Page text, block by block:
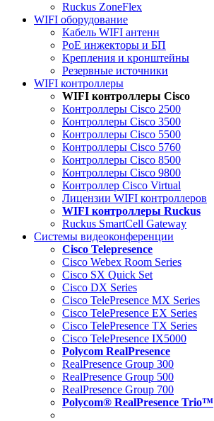
Ruckus ZoneFlex
WIFI оборудование
Кабель WIFI антенн
PoE инжекторы и БП
Крепления и кронштейны
Резервные источники
WIFI контроллеры
WIFI контроллеры Cisco
Контроллеры Cisco 2500
Контроллеры Cisco 3500
Контроллеры Cisco 5500
Контроллеры Cisco 5760
Контроллеры Cisco 8500
Контроллеры Cisco 9800
Контроллер Cisco Virtual
Лицензии WIFI контроллеров
WIFI контроллеры Ruckus
Ruckus SmartCell Gateway
Системы видеоконференции
Cisco Telepresence
Cisco Webex Room Series
Cisco SX Quick Set
Cisco DX Series
Cisco TelePresence MX Series
Cisco TelePresence EX Series
Cisco TelePresence TX Series
Cisco TelePresence IX5000
Polycom RealPresence
RealPresence Group 300
RealPresence Group 500
RealPresence Group 700
Polycom® RealPresence Trio™